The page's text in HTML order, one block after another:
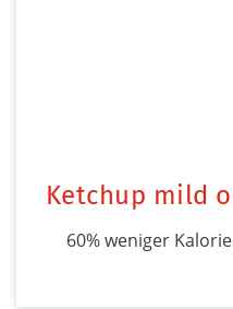
Ketchup mild
60% weniger